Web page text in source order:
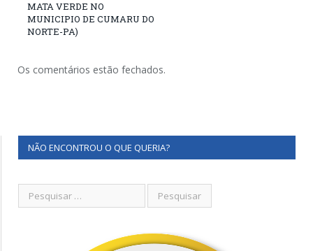
MATA VERDE NO
MUNICIPIO DE CUMARU DO
NORTE-PA)
Os comentários estão fechados.
NÃO ENCONTROU O QUE QUERIA?